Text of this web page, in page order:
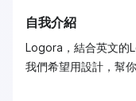
自我介紹
Logora，結合英文的
我們希望用設計，幫